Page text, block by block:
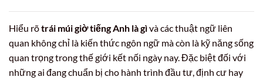
Hiểu rõtrái múi giờ tiếng Anh là gìvà các thuật ngữ liên
quan không chỉ là kiến thức ngôn ngữ mà còn là kỹ năng sống
quan trọng trong thế giới kết nối ngày nay. Đặc biệt đối với
những ai đang chuẩn bị cho hành trình đầu tư, định cư hay